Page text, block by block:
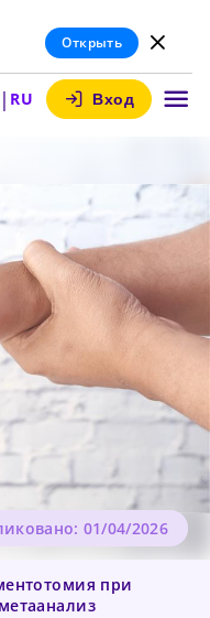
Открыть
| RU Вход
при
01/04/2026